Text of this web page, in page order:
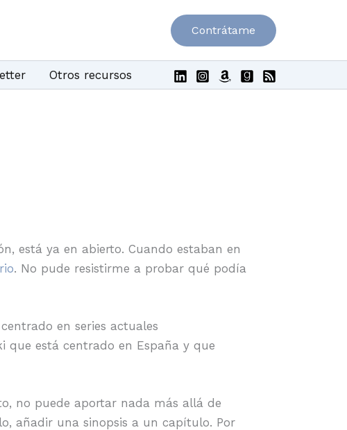
Contrátame
Otros recursos
está ya en abierto. Cuando estaban en
. No pude resistirme a probar qué podía
en series actuales
que está centrado en España y que
no puede aportar nada más allá de
añadir una sinopsis a un capítulo. Por